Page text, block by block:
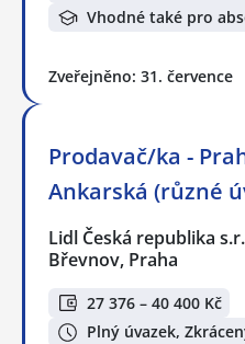
Vhodné také pro
Zveřejněno: 31. července
Prodavač/ka -
Ankarská (různé
Lidl Česká republika
Břevnov, Praha
27 376 – 40 400 Kč
Plný úvazek,